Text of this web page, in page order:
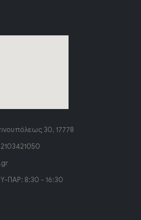
30, 17778
2103421050
ΠΑΡ: 8:30 - 16:30